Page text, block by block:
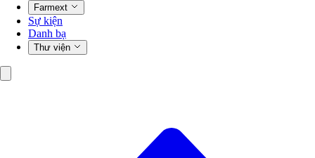
Farmext
Sự kiện
Danh bạ
Thư viện